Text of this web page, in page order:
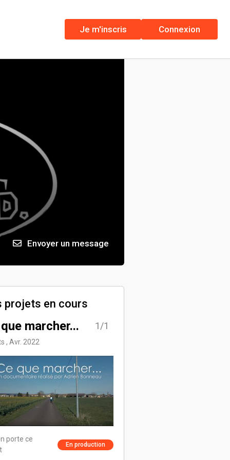
Je m'inscris Connexion
Envoyer un message
projets en cours
marcher...
, Avr. 2022
1/1
porte ce
En production